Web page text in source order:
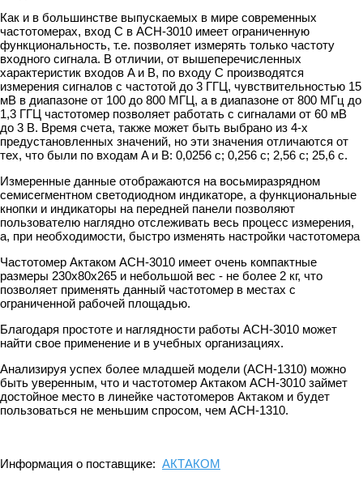
Как и в большинстве выпускаемых в мире современных
частотомерах, вход С в АСН-3010 имеет ограниченную
функциональность, т.е. позволяет измерять только частоту
входного сигнала. В отличии, от вышеперечисленных
характеристик входов A и B, по входу С производятся
измерения сигналов с частотой до 3 ГГЦ, чувствительностью 15
мВ в диапазоне от 100 до 800 МГЦ, а в диапазоне от 800 МГц до
1,3 ГГЦ частотомер позволяет работать с сигналами от 60 мВ
до 3 В. Время счета, также может быть выбрано из 4-х
предустановленных значений, но эти значения отличаются от
тех, что были по входам A и B: 0,0256 с; 0,256 с; 2,56 с; 25,6 с.
Измеренные данные отображаются на восьмиразрядном
семисегментном светодиодном индикаторе, а функциональные
кнопки и индикаторы на передней панели позволяют
пользователю наглядно отслеживать весь процесс измерения,
а, при необходимости, быстро изменять настройки частотомера
Частотомер Актаком АСН-3010 имеет очень компактные
размеры 230х80х265 и небольшой вес - не более 2 кг, что
позволяет применять данный частотомер в местах с
ограниченной рабочей площадью.
Благодаря простоте и наглядности работы АСН-3010 может
найти свое применение и в учебных организациях.
Анализируя успех более младшей модели (АСН-1310) можно
быть уверенным, что и частотомер Актаком АСН-3010 займет
достойное место в линейке частотомеров Актаком и будет
пользоваться не меньшим спросом, чем АСН-1310.
Информация о поставщике: АКТАКОМ